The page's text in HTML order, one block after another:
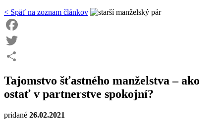
< Späť na zoznam článkov
Facebook
Twitter
Tajomstvo šťastného manželstva – ako
ostať v partnerstve spokojní?
pridané 26.02.2021